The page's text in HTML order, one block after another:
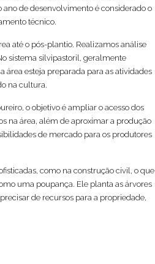
de desenvolvimento é considerado o
técnico.
até o pós-plantio. Realizamos análise
sistema silvipastoril, geralmente
esteja preparada para as atividades
na cultura.
o objetivo é ampliar o acesso dos
na área, além de aproximar a produção
de mercado para os produtores
como na construção civil, o que
uma poupança. Ele planta as árvores
de recursos para a propriedade,